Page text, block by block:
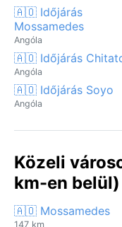
🇦🇴 Időjárás
Mossamedes
Angóla
🇦🇴 Időjárás
Angóla
🇦🇴 Időjárás Soyo
Angóla
Közeli
km-en belül)
🇦🇴 Mossamedes
147 km